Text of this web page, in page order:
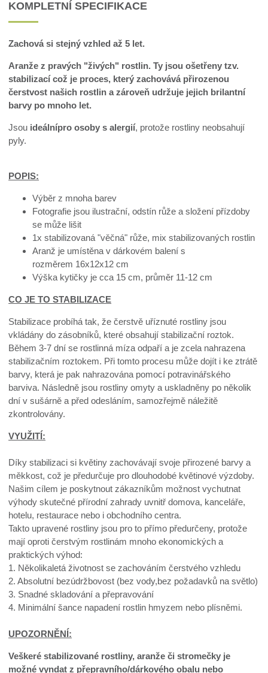
KOMPLETNÍ SPECIFIKACE
Zachová si stejný vzhled až 5 let.
Aranže z pravých "živých" rostlin. Ty jsou ošetřeny tzv.
stabilizací což je proces, který zachovává přirozenou
čerstvost našich rostlin a zároveň udržuje jejich brilantní
barvy po mnoho let.
Jsou ideálnípro osoby s alergií, protože rostliny neobsahují
pyly.
POPIS:
Výběr z mnoha barev
Fotografie jsou ilustrační, odstín růže a složení přízdoby
se může lišit
1x stabilizovaná "věčná" růže, mix stabilizovaných rostlin
Aranž je umístěna v dárkovém balení s
rozměrem 16x12x12 cm
Výška kytičky je cca 15 cm, průměr 11-12 cm
CO JE TO STABILIZACE
Stabilizace probíhá tak, že čerstvě uříznuté rostliny jsou
vkládány do zásobníků, které obsahují stabilizační roztok.
Během 3-7 dní se rostlinná míza odpaří a je zcela nahrazena
stabilizačním roztokem. Při tomto procesu může dojít i ke ztrátě
barvy, která je pak nahrazována pomocí potravinářského
barviva. Následně jsou rostliny omyty a uskladněny po několik
dní v sušárně a před odesláním, samozřejmě náležitě
zkontrolovány.
VYUŽITÍ:
Díky stabilizaci si květiny zachovávají svoje přirozené barvy a
měkkost, což je předurčuje pro dlouhodobé květinové výzdoby.
Našim cílem je poskytnout zákazníkům možnost vychutnat
výhody skutečné přírodní zahrady uvnitř domova, kanceláře,
hotelu, restaurace nebo i obchodního centra.
Takto upravené rostliny jsou pro to přímo předurčeny, protože
mají oproti čerstvým rostlinám mnoho ekonomických a
praktických výhod:
1. Několikaletá životnost se zachováním čerstvého vzhledu
2. Absolutní bezúdržbovost (bez vody,bez požadavků na světlo)
3. Snadné skladování a přepravování
4. Minimální šance napadení rostlin hmyzem nebo plísněmi.
UPOZORNĚNÍ:
Veškeré stabilizované rostliny, aranže či stromečky je
možné vyndat z přepravního/dárkového obalu nebo